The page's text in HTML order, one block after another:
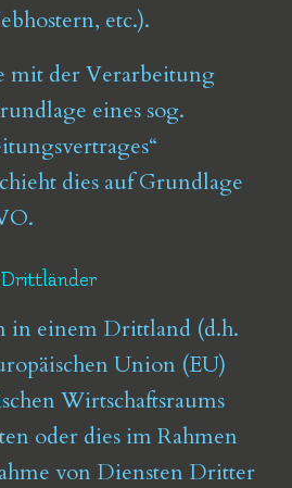
etc.).
mit der Verarbeitung
eines sog.
dies auf Grundlage
in einem Drittland (d.h.
Union (EU)
Wirtschaftsraums
oder dies im Rahmen
von Diensten Dritter